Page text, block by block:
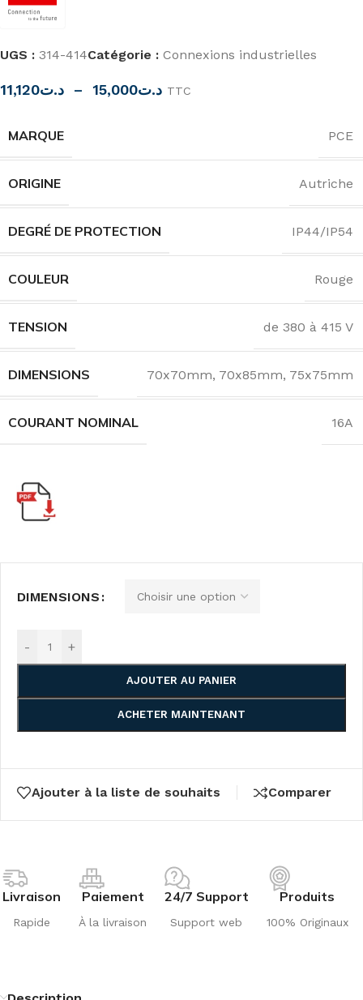
UGS : 314-414Catégorie : Connexions industrielles
د.ت11,120 – د.ت15,000 TTC
MARQUE PCE
ORIGINE Autriche
DEGRÉ DE PROTECTION IP44/IP54
COULEUR Rouge
TENSION de 380 à 415 V
DIMENSIONS 70x70mm, 70x85mm, 75x75mm
COURANT NOMINAL 16A
DIMENSIONS
- +
AJOUTER AU PANIER
ACHETER MAINTENANT
Ajouter à la liste de souhaits Comparer
Livraison
Rapide
Paiement
À la livraison
24/7 Support
Support web
Produits
100% Originaux